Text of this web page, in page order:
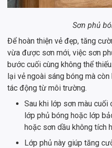
Sơn phủ
Để hoàn thiện vẻ đẹp, tăng
vừa được sơn mới, việc sơn
bước cuối cùng không thể
lại vẻ ngoài sáng bóng mà
tác động từ môi trường.
Sau khi lớp sơn màu cuối
lớp phủ bóng hoặc lớp
hoặc sơn dầu không tích
Lớp phủ này giúp tăng